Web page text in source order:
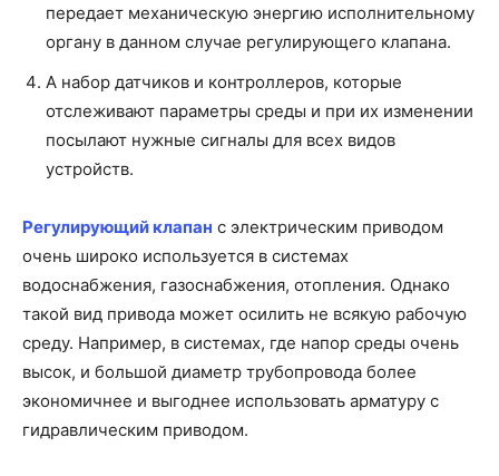
передает механическую энергию исполнительному
органу в данном случае регулирующего клапана.
А набор датчиков и контроллеров, которые
отслеживают параметры среды и при их изменении
посылают нужные сигналы для всех видов
устройств.
Регулирующий клапан с электрическим приводом
очень широко используется в системах
водоснабжения, газоснабжения, отопления. Однако
такой вид привода может осилить не всякую рабочую
среду. Например, в системах, где напор среды очень
высок, и большой диаметр трубопровода более
экономичнее и выгоднее использовать арматуру с
гидравлическим приводом.